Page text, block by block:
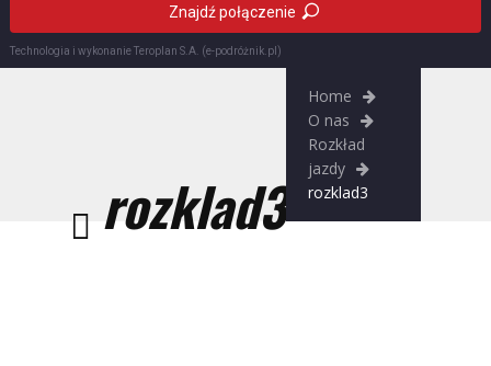
Technologia i wykonanieTeroplan S.A. (e-podróżnik.pl)
Znajdź połączenie
rozklad3
Home
O nas
Rozkład
jazdy
rozklad3